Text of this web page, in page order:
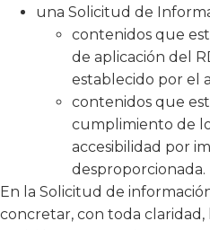
una Solicitud de
contenidos que
de aplicación del
establecido por el
contenidos que
cumplimiento de
accesibilidad por
desproporcionada.
En la Solicitud de
concretar, con toda claridad,